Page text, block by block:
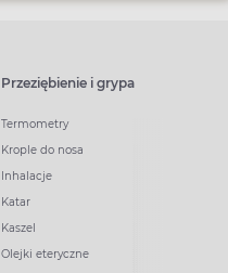
Przeziębienie i grypa
Termometry
Krople do nosa
Inhalacje
Katar
Kaszel
Olejki eteryczne